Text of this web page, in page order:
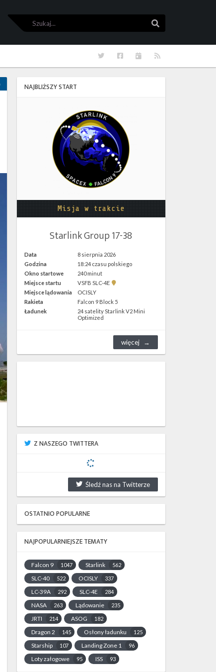
Szukaj
RSS
Kalendarze
Facebook
Twitter
NAJBLIŻSZY START
Misja w trakcie
Starlink Group 17-38
Data
8 sierpnia 2026
Godzina
18:24 czasu polskiego
Okno startowe
240 minut
Miejsce startu
VSFB SLC-4E
Pokaż
SLC-
4E w
Google
Miejsce lądowania
OCISLY
Rakieta
Falcon 9 Block 5
Ładunek
24 satelity Starlink V2 Mini
Optimized
więcej
Z NASZEGO TWITTERA
Śledź nas na Twitterze
OSTATNIO POPULARNE
NAJPOPULARNIEJSZE TEMATY
Falcon 9 1047 Starlink 562
SLC-40 522 OCISLY 337
LC-39A 292 SLC-4E 284
NASA 263 Lądowanie 235
JRTI 214 ASOG 182
Dragon 2 145 Osłony ładunku 125
Starship 107 Landing Zone 1 96
Loty załogowe 95 ISS 93